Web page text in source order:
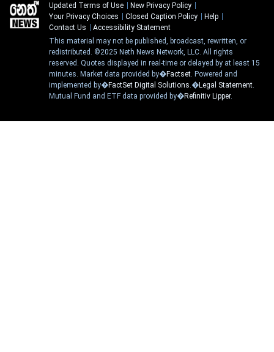
Updated Terms of Use
New Privacy Policy
Your Privacy Choices
Closed Caption Policy
Help
Contact Us
Accessibility Statement
This material may not be published, broadcast, rewritten, or
redistributed. ©2025 Neth News Network, LLC. All rights
reserved. Quotes displayed in real-time or delayed by at least 15
minutes. Market data provided by�Factset. Powered and
implemented by�FactSet Digital Solutions.�Legal Statement.
Mutual Fund and ETF data provided by�Refinitiv Lipper.